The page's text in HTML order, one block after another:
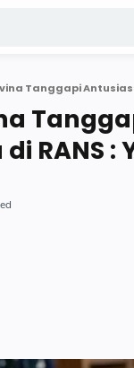
Tanggapi
RANS :